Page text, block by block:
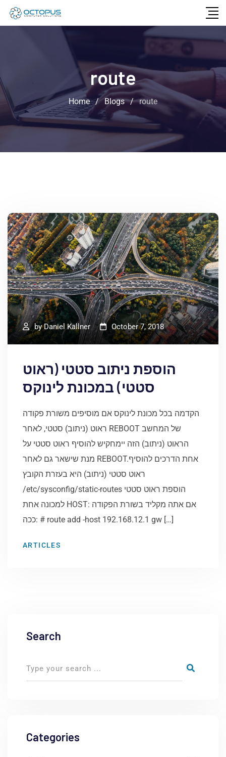
route
Home / Blogs / route
byDaniel Kallner October 7, 2018
הוספת ניתוב סטטי (ראוט
סטטי) במכונת לינוקס
הקדמה בכל מכונת לינוקס אם מוסיפים משורת פקודה
ראוט (ניתוב) סטטי, לאחר REBOOT של המחשב
הראוט (ניתוב) הזה יימחקיש להוסיף ראוט סטטי על
מנת שישאר גם לאחר REBOOT.אחת הדרכים להוסיף
ראוט סטטי (ניתוב) היא בעזרת הקובץ
/etc/sysconfig/static-routes הוספת ראוט סטטי
למכונה אחת HOST: אם אתה מקליד בשורת הפקודה
ככה: # route add -host 192.168.12.1 gw […]
ARTICLES
Search
Categories